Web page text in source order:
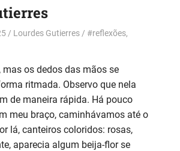
Lourdes Gutierres #reflexões,
mas os dedos das mãos se
ritmada. Observo que nela
de maneira rápida. Há pouco
meu braço, caminhávamos até o
lá, canteiros coloridos: rosas,
aparecia algum beija-flor se